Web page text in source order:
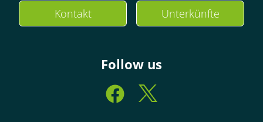
Kontakt Unterkünfte
Follow us